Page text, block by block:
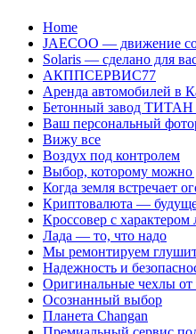
Перейти
содержанию
Home
JAECOO — движение
Solaris — сделано для
АКППСЕРВИС77
Аренда автомобилей в
Бетонный завод
Ваш персональный
Вижу все
Воздух под контролем
Выбор, которому можно
Когда земля встречает
Криптовалюта —
Кроссовер с характером
Лада — то, что надо
Мы ремонтируем
Надежность и
Оригинальные чехлы от
Осознанный выбор
Планета Changan